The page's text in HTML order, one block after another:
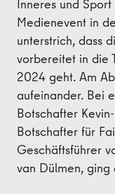
Inneres und
Medienevent in
unterstrich, dass
vorbereitet in die
2024 geht. Am
aufeinander. Bei
Botschafter
Botschafter für
Geschäftsführer
van Dülmen, ging